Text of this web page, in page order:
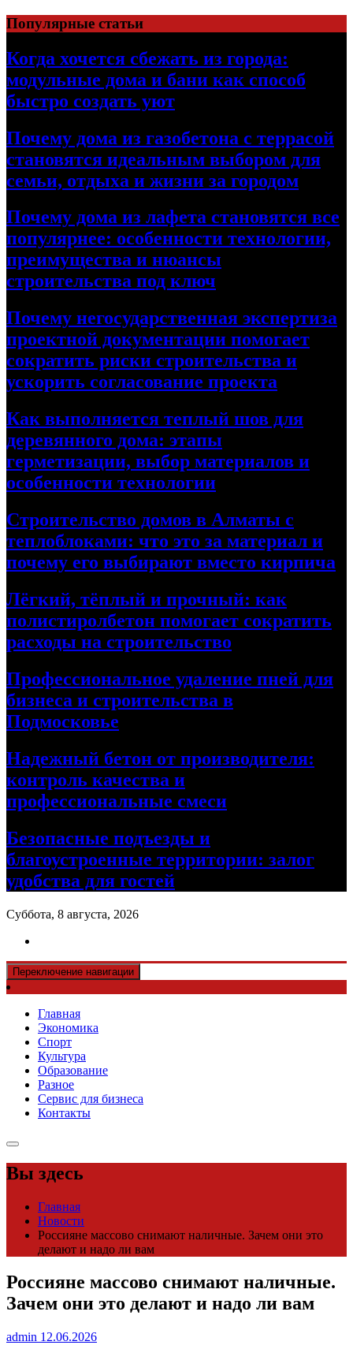
Перейти
к
содержимому
Популярные статьи
Когда хочется сбежать из города:
модульные дома и бани как способ
быстро создать уют
Почему дома из газобетона с террасой
становятся идеальным выбором для
семьи, отдыха и жизни за городом
Почему дома из лафета становятся все
популярнее: особенности технологии,
преимущества и нюансы
строительства под ключ
Почему негосударственная экспертиза
проектной документации помогает
сократить риски строительства и
ускорить согласование проекта
Как выполняется теплый шов для
деревянного дома: этапы
герметизации, выбор материалов и
особенности технологии
Строительство домов в Алматы с
теплоблоками: что это за материал и
почему его выбирают вместо кирпича
Лёгкий, тёплый и прочный: как
полистиролбетон помогает сократить
расходы на строительство
Профессиональное удаление пней для
бизнеса и строительства в
Подмосковье
Надежный бетон от производителя:
контроль качества и
профессиональные смеси
Безопасные подъезды и
благоустроенные территории: залог
удобства для гостей
Суббота, 8 августа, 2026
Переключение навигации
Главная
Экономика
Спорт
Культура
Образование
Разное
Сервис для бизнеса
Контакты
Вы здесь
Главная
Новости
Россияне массово снимают наличные. Зачем они это
делают и надо ли вам
Россияне массово снимают наличные.
Зачем они это делают и надо ли вам
admin 12.06.2026